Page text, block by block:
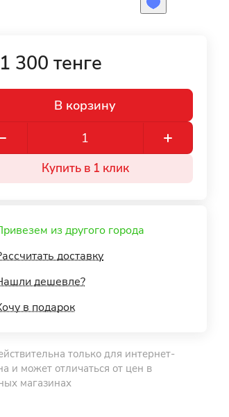
300 тенге
В корзину
Купить в 1 клик
из другого города
доставку
дешевле?
в подарок
только для интернет-
и может отличаться от цен в
магазинах